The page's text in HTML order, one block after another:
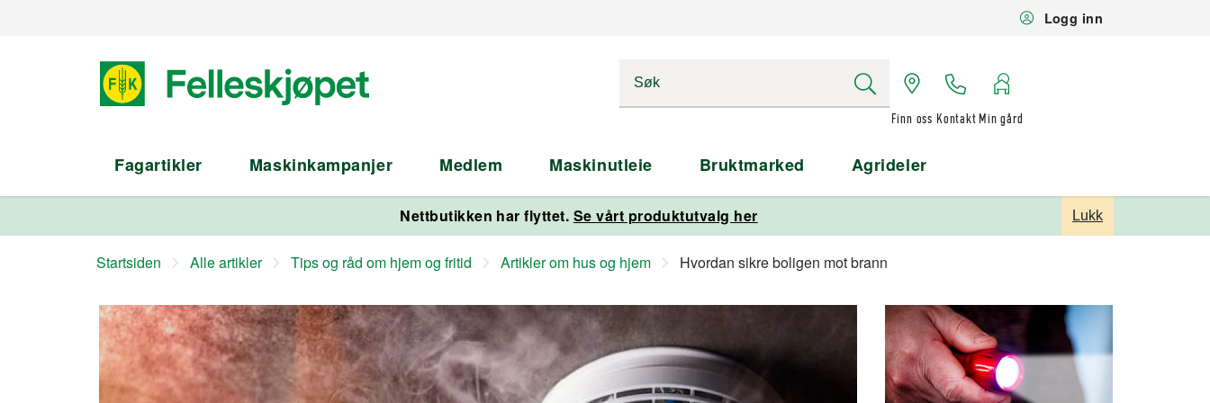
Logg inn
Finn oss Kontakt Min gård
Fagartikler Maskinkampanjer Medlem Maskinutleie Bruktmarked Agrideler
Nettbutikken har flyttet. Se vårt produktutvalg her Lukk
Startsiden Alle artikler Tips og råd om hjem og fritid Artikler om hus og hjem Hvordan sikre boligen mot brann